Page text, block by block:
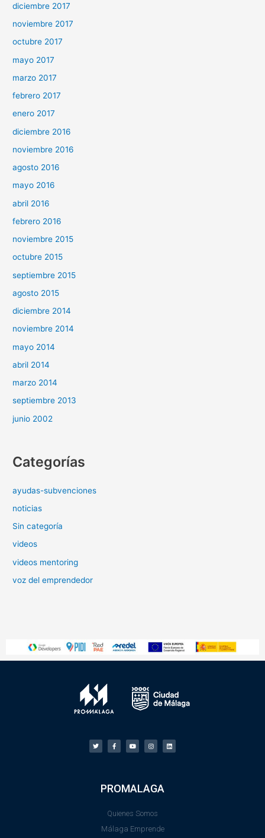
diciembre 2017
noviembre 2017
octubre 2017
mayo 2017
marzo 2017
febrero 2017
enero 2017
diciembre 2016
noviembre 2016
agosto 2016
mayo 2016
abril 2016
febrero 2016
noviembre 2015
octubre 2015
septiembre 2015
agosto 2015
diciembre 2014
noviembre 2014
mayo 2014
abril 2014
marzo 2014
septiembre 2013
junio 2002
Categorías
ayudas-subvenciones
noticias
Sin categoría
videos
videos mentoring
voz del emprendedor
PROMALAGA
Quienes Somos
Málaga Emprende